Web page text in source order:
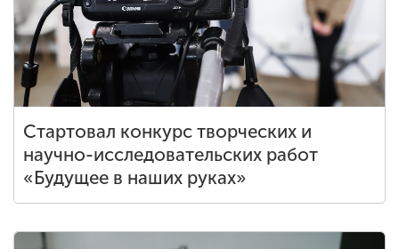
Стартовал конкурс творческих и
научно-исследовательских работ
«Будущее в наших руках»